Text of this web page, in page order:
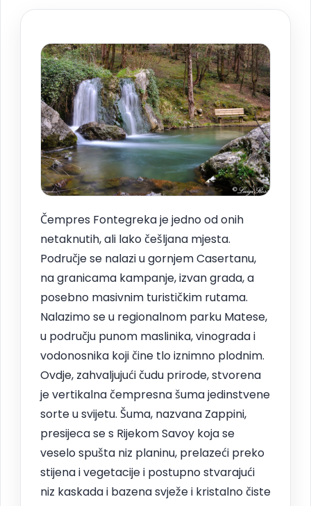
Čempres Fontegreka je jedno od onih
netaknutih, ali lako češljana mjesta.
Područje se nalazi u gornjem Casertanu,
na granicama kampanje, izvan grada, a
posebno masivnim turističkim rutama.
Nalazimo se u regionalnom parku Matese,
u području punom maslinika, vinograda i
vodonosnika koji čine tlo iznimno plodnim.
Ovdje, zahvaljujući čudu prirode, stvorena
je vertikalna čempresna šuma jedinstvene
sorte u svijetu. Šuma, nazvana Zappini,
presijeca se s Rijekom Savoy koja se
veselo spušta niz planinu, prelazeći preko
stijena i vegetacije i postupno stvarajući
niz kaskada i bazena svježe i kristalno čiste